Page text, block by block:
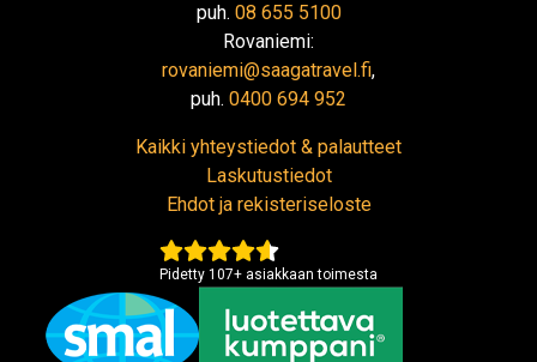
puh. 08 655 5100
Rovaniemi:
rovaniemi@saagatravel.fi,
puh. 0400 694 952
Kaikki yhteystiedot & palautteet
Laskutustiedot
Ehdot ja rekisteriseloste
Pidetty 107+ asiakkaan toimesta